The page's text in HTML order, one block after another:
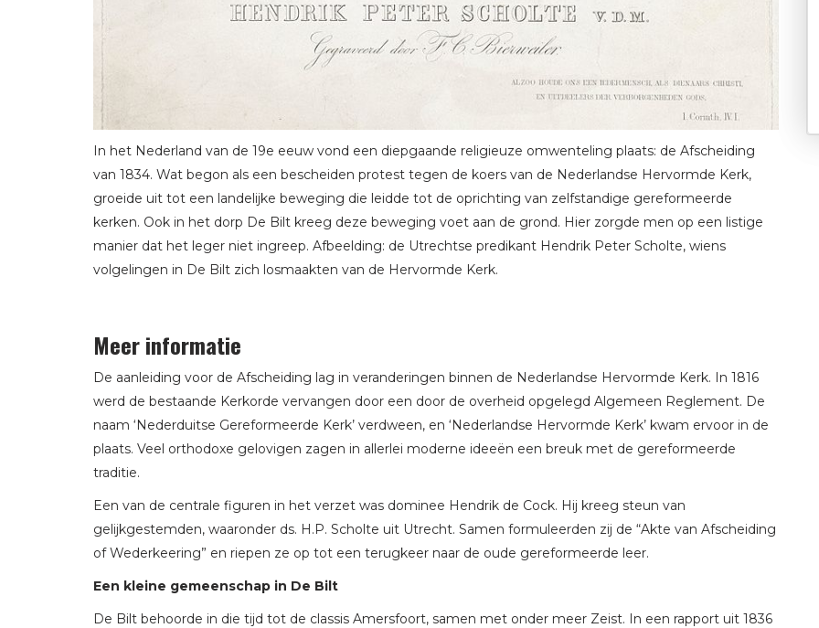
In het Nederland van de 19e eeuw vond een diepgaande religieuze omwenteling plaats: de Afscheiding
van 1834. Wat begon als een bescheiden protest tegen de koers van de Nederlandse Hervormde Kerk,
groeide uit tot een landelijke beweging die leidde tot de oprichting van zelfstandige gereformeerde
kerken. Ook in het dorp De Bilt kreeg deze beweging voet aan de grond. Hier zorgde men op een listige
manier dat het leger niet ingreep. Afbeelding: de Utrechtse predikant Hendrik Peter Scholte, wiens
volgelingen in De Bilt zich losmaakten van de Hervormde Kerk.
Meer informatie
De aanleiding voor de Afscheiding lag in veranderingen binnen de Nederlandse Hervormde Kerk. In 1816
werd de bestaande Kerkorde vervangen door een door de overheid opgelegd Algemeen Reglement. De
naam ‘Nederduitse Gereformeerde Kerk’ verdween, en ‘Nederlandse Hervormde Kerk’ kwam ervoor in de
plaats. Veel orthodoxe gelovigen zagen in allerlei moderne ideeën een breuk met de gereformeerde
traditie.
Een van de centrale figuren in het verzet was dominee Hendrik de Cock. Hij kreeg steun van
gelijkgestemden, waaronder ds. H.P. Scholte uit Utrecht. Samen formuleerden zij de “Akte van Afscheiding
of Wederkeering” en riepen ze op tot een terugkeer naar de oude gereformeerde leer.
Een kleine gemeenschap in De Bilt
De Bilt behoorde in die tijd tot de classis Amersfoort, samen met onder meer Zeist. In een rapport uit 1836